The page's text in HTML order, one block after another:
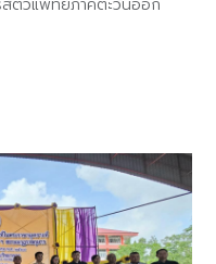
ตวแพทย์ภาคตะวันออก